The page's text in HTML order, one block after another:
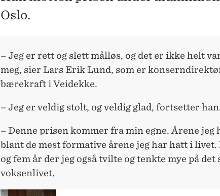
Oslo.
– Jeg er rett og slett målløs, og det er ikke helt
meg, sier Lars Erik Lund, som er
bærekraft i Veidekke.
– Jeg er veldig stolt, og veldig glad, fortsetter
– Denne prisen kommer fra min egne. Årene jeg
blant de mest formative årene jeg har hatt i livet.
og fem år der jeg også tvilte og tenkte mye på
voksenlivet.